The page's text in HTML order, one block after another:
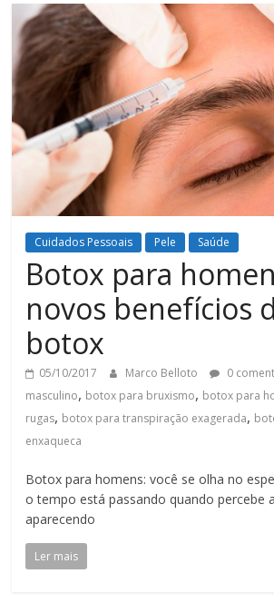
Cuidados Pessoais Pele Saúde
Botox para
novos benefícios
botox
05/10/2017 Marco Belloto 0
masculino, botox para bruxismo, botox para
rugas, botox para transpiração exagerada,
enxaqueca
Botox para homens: você se olha no
o tempo está passando quando percebe
aparecendo
Ler mais